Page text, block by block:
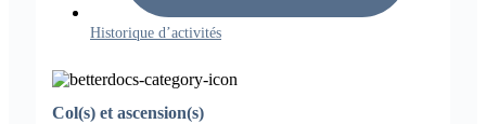
Historique d’activités
Col(s) et ascension(s)